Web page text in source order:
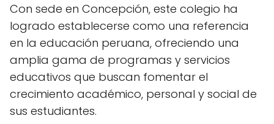
Con sede en Concepción, este colegio ha
logrado establecerse como una referencia
en la educación peruana, ofreciendo una
amplia gama de programas y servicios
educativos que buscan fomentar el
crecimiento académico, personal y social de
sus estudiantes.